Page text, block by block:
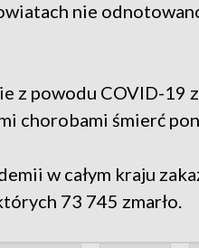
nie
z powodu COVID-19
chorobami śmierć
w całym kraju
73 745 zmarło.